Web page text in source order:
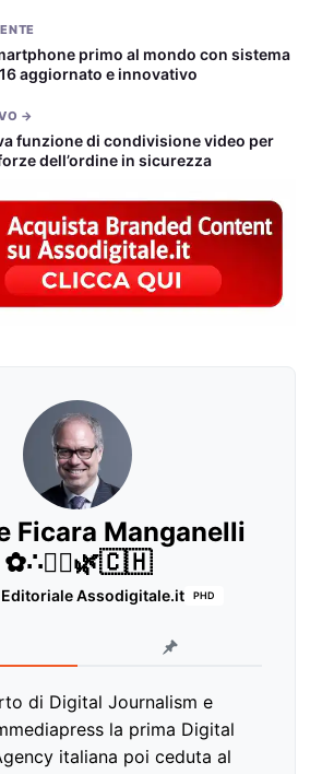
primo al mondo con sistema
aggiornato e innovativo
→
funzione di condivisione video per
dell’ordine in sicurezza
Ficara Manganelli
✿∴♛🌿🇨🇭
Assodigitale.it PHD
di Digital Journalism e
la prima Digital
italiana poi ceduta al